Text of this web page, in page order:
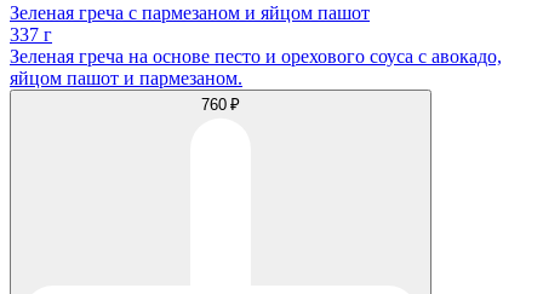
Зеленая греча с пармезаном и яйцом пашот
337 г
Зеленая греча на основе песто и орехового соуса с авокадо,
яйцом пашот и пармезаном.
760 ₽